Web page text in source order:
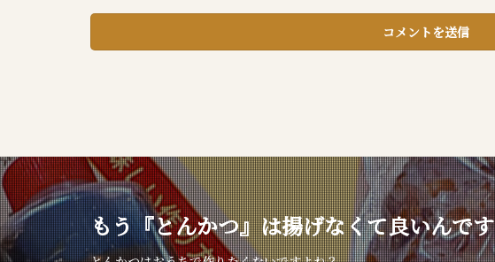
もう『とんかつ』は揚げなくて良いんです